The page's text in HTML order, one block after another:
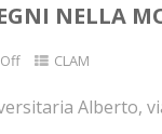
NELLA
Off CLAM
Alberto,